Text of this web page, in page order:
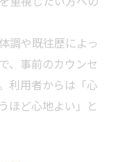
調や既往歴によっ
、事前のカウンセ
利用者からは「心
ほど心地よい」と